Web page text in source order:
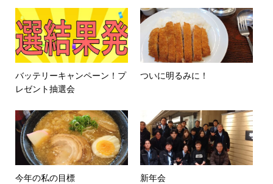
バッテリーキャンペーン！プ
レゼント抽選会
ついに明るみに！
今年の私の目標 新年会